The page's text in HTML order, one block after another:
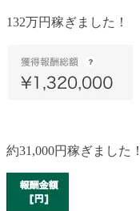
132万円稼ぎました！
約31,000円稼ぎました！